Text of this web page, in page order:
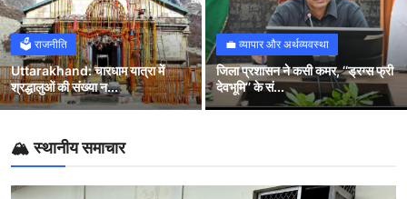
🗳️ राजनीति
Uttarakhand: चारधाम यात्रा में
श्रद्धालुओं की संख्या न...
💼 व्यापार और अर्थव्यवस्था
जिला प्रशासन ने कसी कमर, ‘‘ड्रग्स फ्री
देवभूमि’’ के सं...
🏔️ स्थानीय समाचार